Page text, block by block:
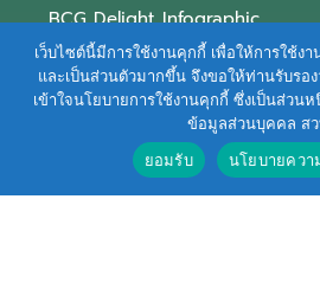
BCG Delight Infographic
สื่อประชาสัมพันธ์
e-Book Series
ตัวอย่างธุรกิจ BCG
ข่าวและบทความ
เว็บไซต์นี้มีการใช้งานคุกกี้ เพื่อให้การใช้งา
และเป็นส่วนตัวมากขึ้น จึงขอให้ท่านรับรอ
เข้าใจนโยบายการใช้งานคุกกี้ ซึ่งเป็นส่วน
ข้อมูลส่วนบุคคล ส
ยอมรับ
นโยบายควา